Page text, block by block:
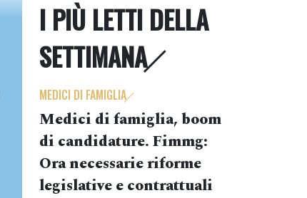
I PIÙ LETTI DELLA
SETTIMANA
MEDICI DI FAMIGLIA
Medici di famiglia, boom
di candidature. Fimmg:
Ora necessarie riforme
legislative e contrattuali